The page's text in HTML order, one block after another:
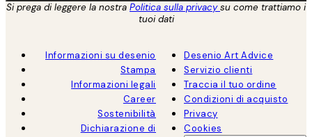
Si prega di leggere la nostra Politica sulla privacysu come trattiamo i
tuoi dati
Informazioni su desenio
Stampa
Informazioni legali
Career
Sostenibilità
Dichiarazione di
Desenio Art Advice
Servizio clienti
Traccia il tuo ordine
Condizioni di acquisto
Privacy
Cookies